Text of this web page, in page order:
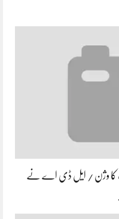
کا وژن / ایل ڈی اے نے